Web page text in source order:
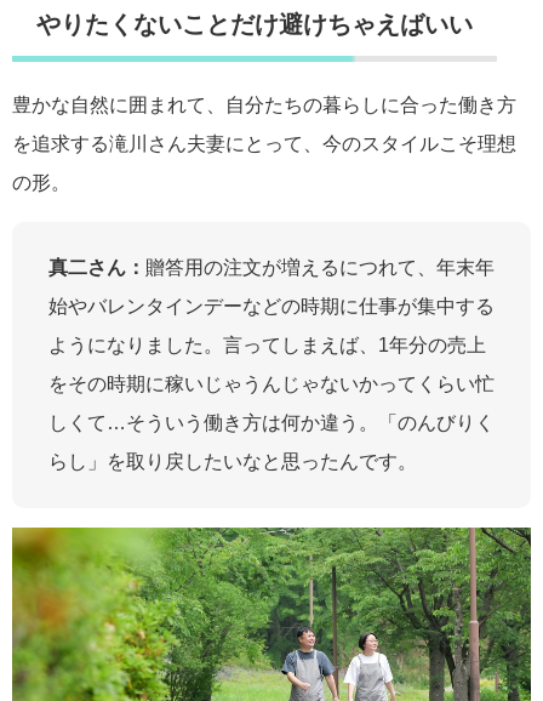
やりたくないことだけ避けちゃえばいい
豊かな自然に囲まれて、自分たちの暮らしに合った働き方
を追求する滝川さん夫妻にとって、今のスタイルこそ理想
の形。
真二さん： 贈答用の注文が増えるにつれて、年末年
始やバレンタインデーなどの時期に仕事が集中する
ようになりました。言ってしまえば、1年分の売上
をその時期に稼いじゃうんじゃないかってくらい忙
しくて…そういう働き方は何か違う。「のんびりく
らし」を取り戻したいなと思ったんです。